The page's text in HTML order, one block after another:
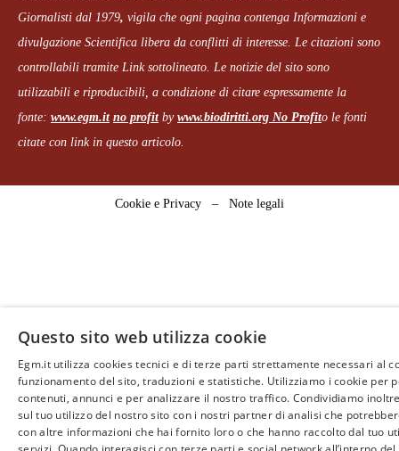
Giornalisti dal 1979, vigila che ogni pagina contenga Informazioni e
divulgazione Scientifica libera da conflitti di interesse. Le citazioni sono
controllabili tramite Link sottolineato. Le notizie del sito sono
utilizzabili e riproducibili, a condizione di citare espressamente la
fonte: www.egm.it no profitby www.biodiritti.org No Profito le fonti
citate con link in questo articolo.
Cookie e Privacy – Note legali
Questo sito web utilizza cookie
Egm.it utilizza cookies tecnici e di terze parti strettamente necessari al
funzionamento del sito, traduzioni e statistiche. Utilizziamo i cookie per
contenuti, annunci e per analizzare il nostro traffico. Condividiamo
sul tuo utilizzo del nostro sito con i nostri partner di analisi che
con altre informazioni che hai fornito loro o che hanno raccolto dal tuo